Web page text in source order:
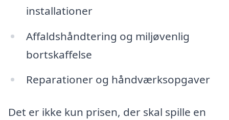
installationer
Affaldshåndtering og miljøvenlig
bortskaffelse
Reparationer og håndværksopgaver
Det er ikke kun prisen, der skal spille en